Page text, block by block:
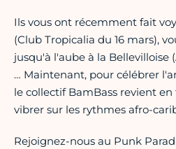
Ils vous ont récemment fait
(Club Tropicalia du 16 mars),
jusqu'à l'aube à la Bellevilloise
… Maintenant, pour célébrer
le collectif BamBass revient
vibrer sur les rythmes afro-
Rejoignez-nous au Punk